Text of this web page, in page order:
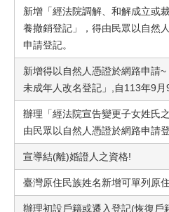
新增「經法院調解、和解成立或
養撤銷登記」，得由民眾以自然
申請登記。
新增得以自然人憑證於網路申請~
未成年人改名登記」,自113年9月
辦理「經法院宣告變更子女姓氏
由民眾以自然人憑證於網路申請
宣導結(離)婚證人之資格!
臺灣原住民族姓名新增可單列原
辦理初設戶籍或遷入登記(恢復戶